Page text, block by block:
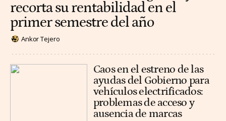
recorta su rentabilidad en el
primer semestre del año
Ankor Tejero
Caos en el estreno de las
ayudas del Gobierno para
vehículos electrificados:
problemas de acceso y
ausencia de marcas